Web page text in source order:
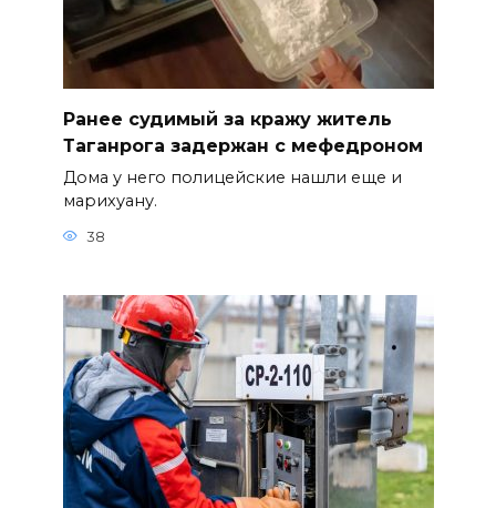
Ранее судимый за кражу житель
Таганрога задержан с мефедроном
Дома у него полицейские нашли еще и
марихуану.
38